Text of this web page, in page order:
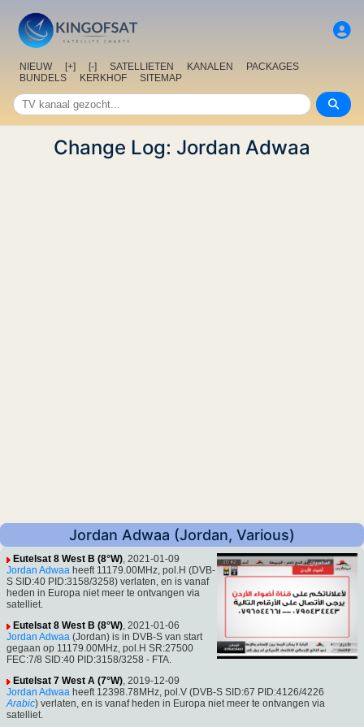
NIEUW [+] [-] SATELLIETEN KANALEN
PACKAGES
BUNDELS
KERKHOF SITEMAP
Change Log: Jordan Adwaa
Jordan Adwaa (Jordan, Various)
Eutelsat 8 West B (8°W), 2021-01-09
Jordan Adwaa heeft 11179.00MHz, pol.H (DVB-
S SID:40 PID:3158/3258) verlaten, en is vanaf
heden in Europa niet meer te ontvangen via
satelliet.
Eutelsat 8 West B (8°W), 2021-01-06
Jordan Adwaa (Jordan) is in DVB-S van start
gegaan op 11179.00MHz, pol.H SR:27500
FEC:7/8 SID:40 PID:3158/3258 - FTA.
Eutelsat 7 West A (7°W), 2019-12-09
Jordan Adwaa heeft 12398.78MHz, pol.V (DVB-S SID:67 PID:4126/4226
Arabic) verlaten, en is vanaf heden in Europa niet meer te ontvangen via
satelliet.